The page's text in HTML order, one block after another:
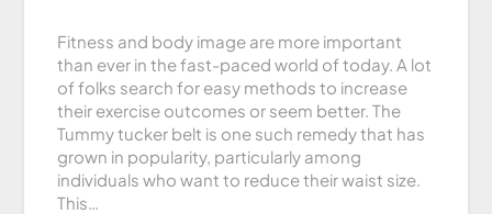
Fitness and body image are more important
than ever in the fast-paced world of today. A lot
of folks search for easy methods to increase
their exercise outcomes or seem better. The
Tummy tucker belt is one such remedy that has
grown in popularity, particularly among
individuals who want to reduce their waist size.
This…